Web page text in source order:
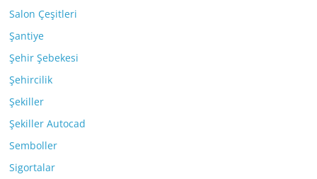
Salon Çeşitleri
Şantiye
Şehir Şebekesi
Şehircilik
Şekiller
Şekiller Autocad
Semboller
Sigortalar